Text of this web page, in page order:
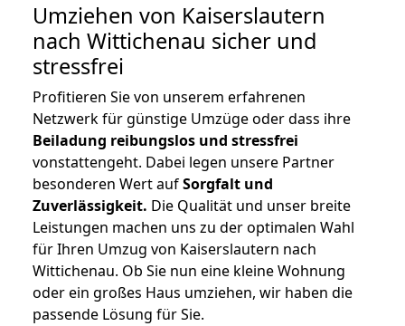
Umziehen von Kaiserslautern
nach Wittichenau sicher und
stressfrei
Profitieren Sie von unserem erfahrenen
Netzwerk für günstige Umzüge oder dass ihre
Beiladung reibungslos und stressfrei
vonstattengeht. Dabei legen unsere Partner
besonderen Wert aufSorgfalt und
Zuverlässigkeit. Die Qualität und unser breite
Leistungen machen uns zu der optimalen Wahl
für Ihren Umzug von Kaiserslautern nach
Wittichenau. Ob Sie nun eine kleine Wohnung
oder ein großes Haus umziehen, wir haben die
passende Lösung für Sie.